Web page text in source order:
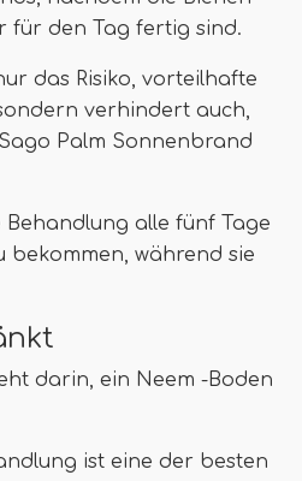
für den Tag fertig sind.
das Risiko, vorteilhafte
verhindert auch,
Palm Sonnenbrand
Behandlung alle fünf Tage
bekommen, während sie
darin, ein Neem -Boden
ist eine der besten